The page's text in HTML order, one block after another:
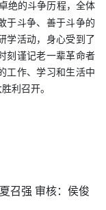
绝的斗争历程，全体
于斗争、善于斗争的
学活动，身心受到了
刻谨记老一辈革命者
工作、学习和 生活中
利召开。
召强 审核：侯俊